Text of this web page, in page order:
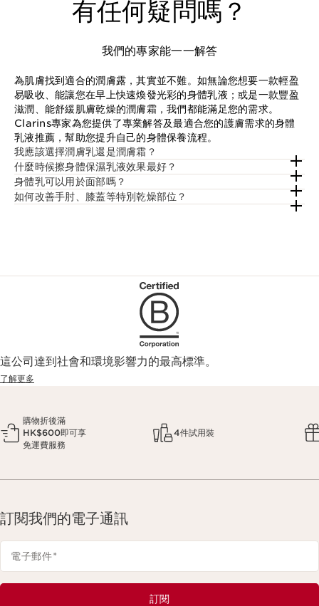
有任何疑問嗎？
我們的專家能一一解答
為肌膚找到適合的潤膚露，其實並不難。如無論您想要一款輕盈
易吸收、能讓您在早上快速煥發光彩的身體乳液；或是一款豐盈
滋潤、能舒緩肌膚乾燥的潤膚霜，我們都能滿足您的需求。
Clarins專家為您提供了專業解答及最適合您的護膚需求的身體
乳液推薦，幫助您提升自己的身體保養流程。
我應該選擇潤膚乳還是潤膚霜？
什麼時候擦身體保濕乳液效果最好？
身體乳可以用於面部嗎？
如何改善手肘、膝蓋等特別乾燥部位？
這公司達到社會和環境影響力的最高標準。
了解更多
購物折後滿
HK$600即可享
免運費服務
4件試用裝
訂閱我們的電子通訊
電子郵件*
訂閱